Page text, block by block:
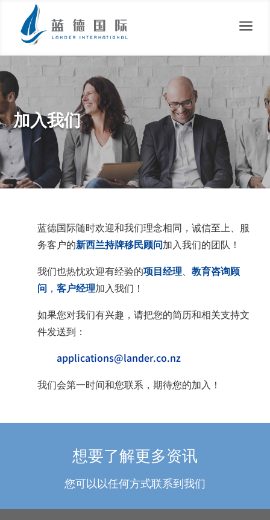
a
加入我们
蓝德国际随时欢迎和我们理念相同，诚信至上、服
务客户的新西兰持牌移民顾问加入我们的团队！
我们也热忱欢迎有经验的项目经理、教育咨询顾
问 ，客户经理加入我们！
如果您对我们有兴趣，请把您的简历和相关支持文
件发送到：
applications@lander.co.nz
我们会第一时间和您联系，期待您的加入！
想要了解更多资讯
您可以以任何方式联系到我们